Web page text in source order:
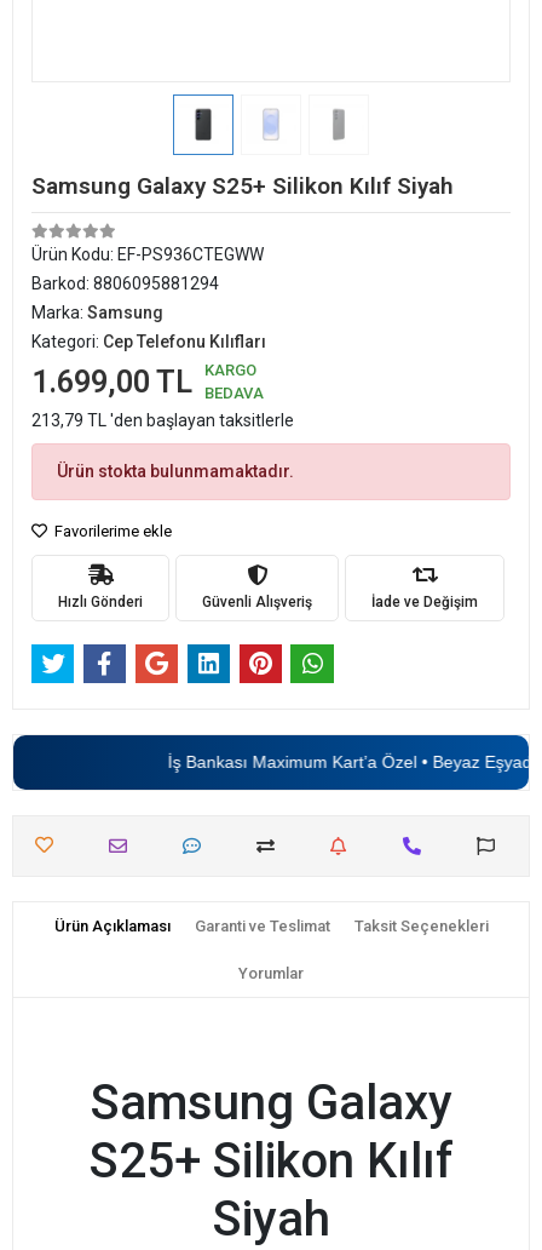
Samsung Galaxy S25+ Silikon Kılıf Siyah
Ürün Kodu: EF-PS936CTEGWW
Barkod: 8806095881294
Marka: Samsung
Kategori: Cep Telefonu Kılıfları
1.699,00 TL
KARGO
BEDAVA
213,79 TL 'den başlayan taksitlerle
Ürün stokta bulunmamaktadır.
Favorilerime ekle
Hızlı Gönderi Güvenli Alışveriş İade ve Değişim
İş Bankası Maximum Kart’a Özel • Beyaz Eşyada
Ürün Açıklaması Garanti ve Teslimat Taksit Seçenekleri
Yorumlar
Samsung Galaxy
S25+ Silikon Kılıf
Siyah